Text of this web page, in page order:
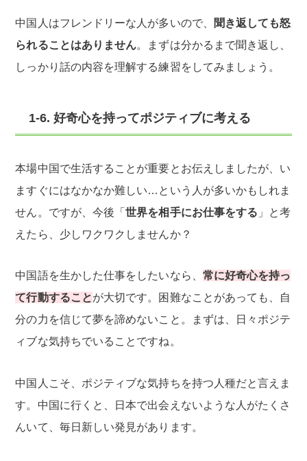
中国人はフレンドリーな人が多いので、
聞き返しても怒
られることはありません。まずは分かるまで聞き返し、
しっかり話の内容を理解する練習をしてみましょう。
1-6. 好奇心を持ってポジティブに考える
本場中国で生活することが重要とお伝えしましたが、い
ますぐにはなかなか難しい…という人が多いかもしれま
せん。ですが、今後「世界を相手にお仕事をする 」と考
えたら、少しワクワクしませんか？
中国語を生かした仕事をしたいなら、 常に好奇心を持っ
て行動することが大切です。困難なことがあっても、自
分の力を信じて夢を諦めないこと。まずは、日々ポジテ
ィブな気持ちでいることですね。
中国人こそ、ポジティブな気持ちを持つ人種だと言えま
す。中国に行くと、日本で出会えないような人がたくさ
んいて、毎日新しい発見があります。